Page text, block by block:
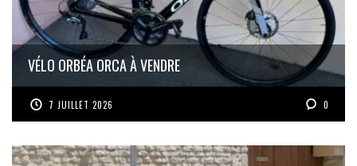
VÉLO ORBÉA ORCA À VENDRE
7 JUILLET 2026 0